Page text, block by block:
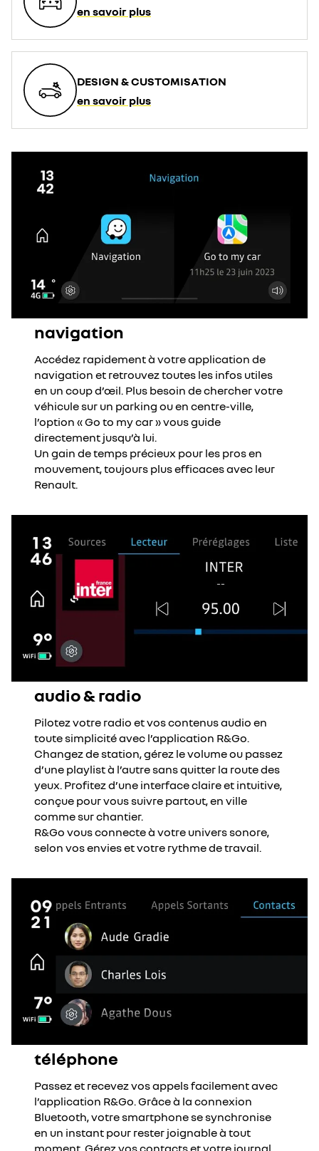
en savoir plus
DESIGN & CUSTOMISATION
en savoir plus
navigation
Accédez rapidement à votre application de
navigation et retrouvez toutes les infos utiles
en un coup d’œil. Plus besoin de chercher votre
véhicule sur un parking ou en centre-ville,
l’option « Go to my car » vous guide
directement jusqu’à lui.
Un gain de temps précieux pour les pros en
mouvement, toujours plus efficaces avec leur
Renault.
audio & radio
Pilotez votre radio et vos contenus audio en
toute simplicité avec l’application R&Go.
Changez de station, gérez le volume ou passez
d’une playlist à l’autre sans quitter la route des
yeux. Profitez d’une interface claire et intuitive,
conçue pour vous suivre partout, en ville
comme sur chantier.
R&Go vous connecte à votre univers sonore,
selon vos envies et votre rythme de travail.
téléphone
Passez et recevez vos appels facilement avec
l’application R&Go. Grâce à la connexion
Bluetooth, votre smartphone se synchronise
en un instant pour rester joignable à tout
moment. Gérez vos contacts et votre journal